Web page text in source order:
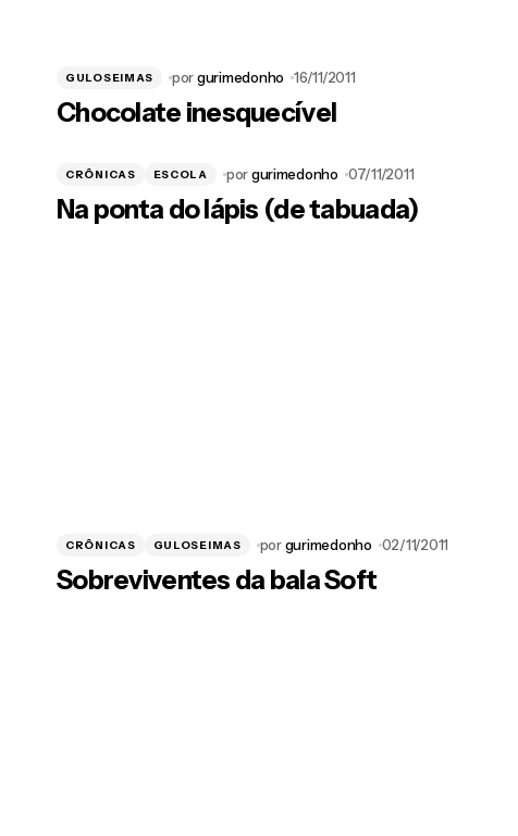
GULOSEIMAS porgurimedonho 16/11/2011
Chocolate inesquecível
CRÔNICAS ESCOLA porgurimedonho 07/11/2011
Na ponta do lápis (de tabuada)
CRÔNICAS GULOSEIMAS porgurimedonho 02/11/2011
Sobreviventes da bala Soft